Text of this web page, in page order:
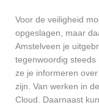
Voor de veiligheid
opgeslagen, maar
Amstelveen je
tegenwoordig
ze je informeren
zijn. Van werken in
Cloud. Daarnaast